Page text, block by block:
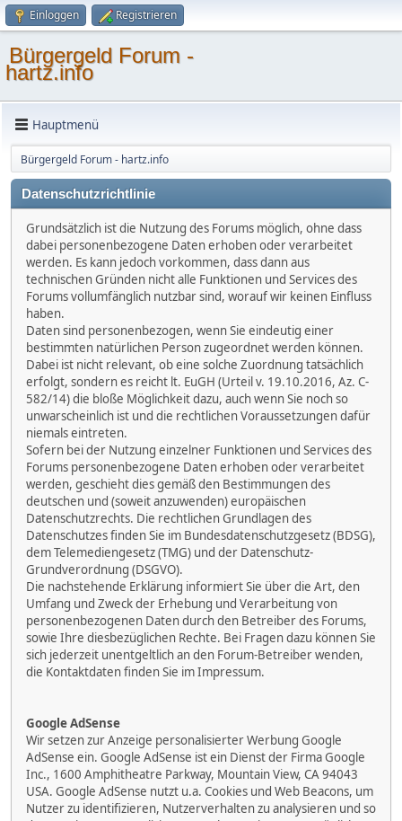
Einloggen Registrieren
Bürgergeld Forum -
hartz.info
Hauptmenü
Bürgergeld Forum - hartz.info
Datenschutzrichtlinie
Grundsätzlich ist die Nutzung des Forums möglich, ohne dass
dabei personenbezogene Daten erhoben oder verarbeitet
werden. Es kann jedoch vorkommen, dass dann aus
technischen Gründen nicht alle Funktionen und Services des
Forums vollumfänglich nutzbar sind, worauf wir keinen Einfluss
haben.
Daten sind personenbezogen, wenn Sie eindeutig einer
bestimmten natürlichen Person zugeordnet werden können.
Dabei ist nicht relevant, ob eine solche Zuordnung tatsächlich
erfolgt, sondern es reicht lt. EuGH (Urteil v. 19.10.2016, Az. C-
582/14) die bloße Möglichkeit dazu, auch wenn Sie noch so
unwarscheinlich ist und die rechtlichen Voraussetzungen dafür
niemals eintreten.
Sofern bei der Nutzung einzelner Funktionen und Services des
Forums personenbezogene Daten erhoben oder verarbeitet
werden, geschieht dies gemäß den Bestimmungen des
deutschen und (soweit anzuwenden) europäischen
Datenschutzrechts. Die rechtlichen Grundlagen des
Datenschutzes finden Sie im Bundesdatenschutzgesetz (BDSG),
dem Telemediengesetz (TMG) und der Datenschutz-
Grundverordnung (DSGVO).
Die nachstehende Erklärung informiert Sie über die Art, den
Umfang und Zweck der Erhebung und Verarbeitung von
personenbezogenen Daten durch den Betreiber des Forums,
sowie Ihre diesbezüglichen Rechte. Bei Fragen dazu können Sie
sich jederzeit unentgeltlich an den Forum-Betreiber wenden,
die Kontaktdaten finden Sie im Impressum.
Google AdSense
Wir setzen zur Anzeige personalisierter Werbung Google
AdSense ein. Google AdSense ist ein Dienst der Firma Google
Inc., 1600 Amphitheatre Parkway, Mountain View, CA 94043
USA. Google AdSense nutzt u.a. Cookies und Web Beacons, um
Nutzer zu identifizieren, Nutzerverhalten zu analysieren und so